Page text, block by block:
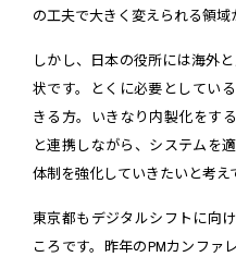
の工夫で大きく変えられる領域
しかし、日本の役所には海外
状です。とくに必要としてい
きる方。いきなり内製化をす
と連携しながら、システムを
体制を強化していきたいと考え
東京都もデジタルシフトに向
ころです。昨年のPMカンファ